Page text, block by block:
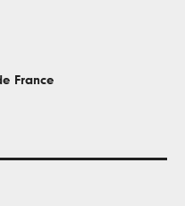
France